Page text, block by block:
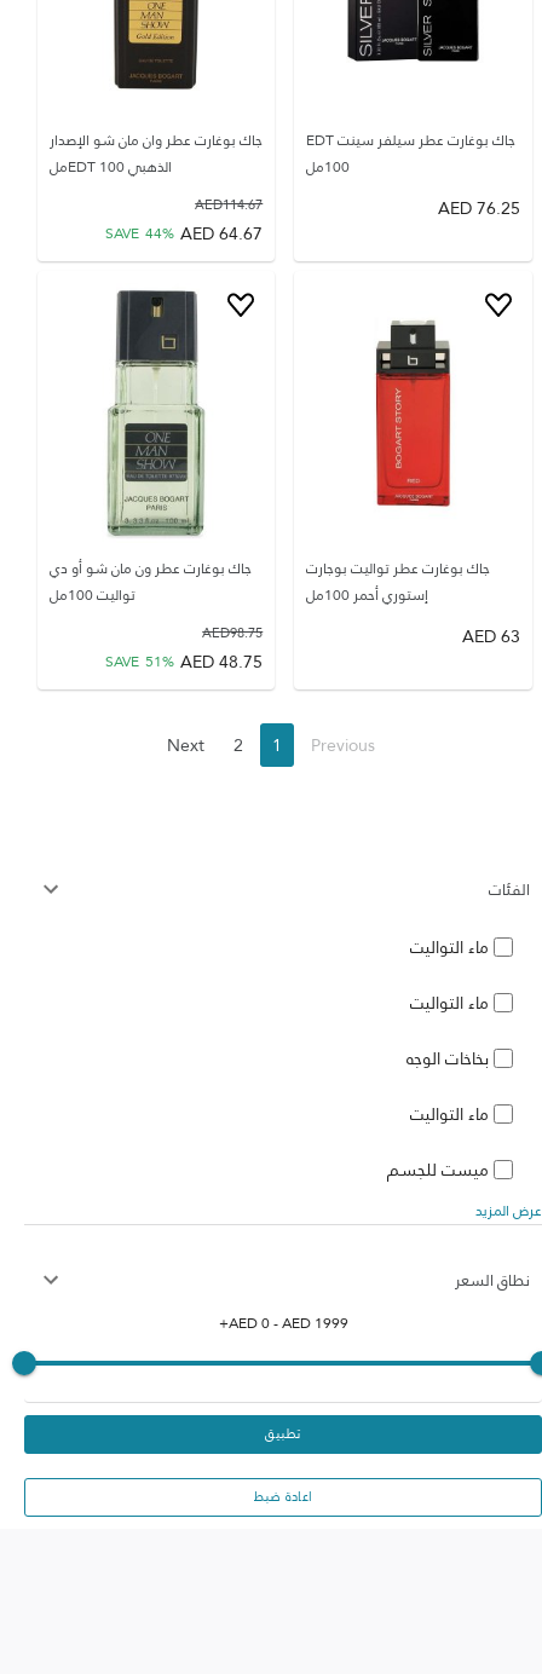
الفئات
ماء التواليت
ماء التواليت
بخاخات الوجه
ماء التواليت
ميست للجسم
عرض المزيد
نطاق السعر
AED0- AED1999
+
تطبيق
اعادة ضبط
جاك بوغارت عطر سيلفر سينت EDT
100مل
76.25
AED
جاك بوغارت عطر وان مان شو الإصدار
الذهبي EDT 100مل
114.67
AED
64.67
AED
SAVE 44%
جاك بوغارت عطر تواليت بوجارت
إستوري أحمر 100مل
63
AED
جاك بوغارت عطر ون مان شو أو دي
تواليت 100مل
98.75
AED
48.75
AED
SAVE 51%
Previous
1
2
Next